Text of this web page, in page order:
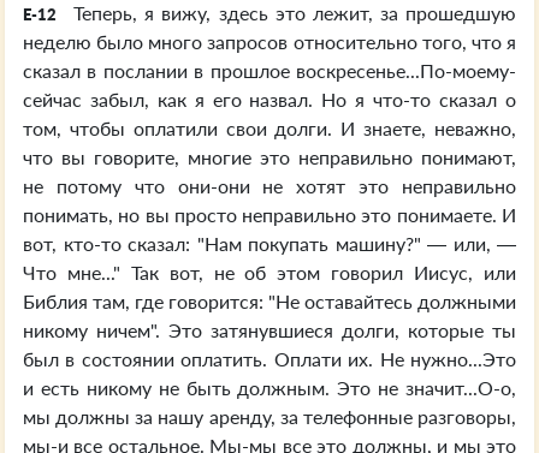
E-12
Теперь, я вижу, здесь это лежит, за прошедшую
неделю было много запросов относительно того, что я
сказал в послании в прошлое воскресенье...По-моему-
сейчас забыл, как я его назвал. Но я что-то сказал о
том, чтобы оплатили свои долги. И знаете, неважно,
что вы говорите, многие это неправильно понимают,
не потому что они-они не хотят это неправильно
понимать, но вы просто неправильно это понимаете. И
вот, кто-то сказал: "Нам покупать машину?" — или, —
Что мне..." Так вот, не об этом говорил Иисус, или
Библия там, где говорится: "Не оставайтесь должными
никому ничем". Это затянувшиеся долги, которые ты
был в состоянии оплатить. Оплати их. Не нужно...Это
и есть никому не быть должным. Это не значит...О-о,
мы должны за нашу аренду, за телефонные разговоры,
мы-и все остальное. Мы-мы все это должны, и мы это